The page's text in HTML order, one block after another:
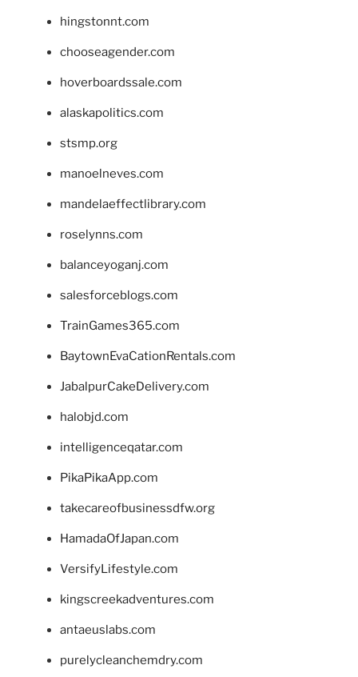
hingstonnt.com
chooseagender.com
hoverboardssale.com
alaskapolitics.com
stsmp.org
manoelneves.com
mandelaeffectlibrary.com
roselynns.com
balanceyoganj.com
salesforceblogs.com
TrainGames365.com
BaytownEvaCationRentals.com
JabalpurCakeDelivery.com
halobjd.com
intelligenceqatar.com
PikaPikaApp.com
takecareofbusinessdfw.org
HamadaOfJapan.com
VersifyLifestyle.com
kingscreekadventures.com
antaeuslabs.com
purelycleanchemdry.com